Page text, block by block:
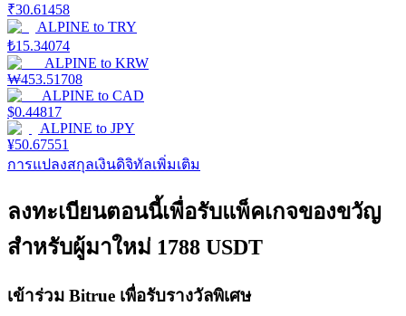
การล็อค BTR
การลงทุนพิเศษสำหรับผู้ถือ BTR
₹30.61458
ALPINE to TRY
₺15.34074
ALPINE to KRW
₩453.51708
ALPINE to CAD
$0.44817
ALPINE to JPY
¥50.67551
การแปลงสกุลเงินดิจิทัลเพิ่มเติม
ลงทะเบียนตอนนี้เพื่อรับแพ็คเกจของขวัญ
สำหรับผู้มาใหม่ 1788 USDT
เข้าร่วม Bitrue เพื่อรับรางวัลพิเศษ